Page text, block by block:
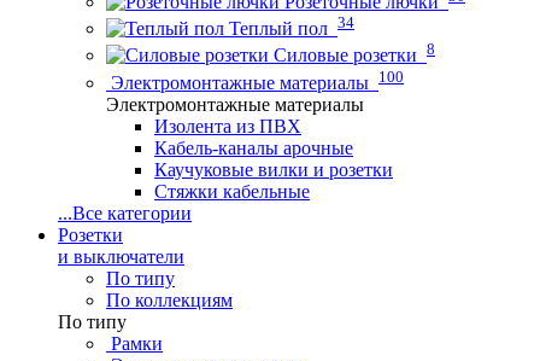
Теплый пол 34
Силовые розетки 8
Электромонтажные материалы 100
Электромонтажные материалы
Изолента из ПВХ
Кабель-каналы арочные
Каучуковые вилки и розетки
Стяжки кабельные
...Все категории
Розетки
и выключатели
По типу
По коллекциям
По типу
Рамки